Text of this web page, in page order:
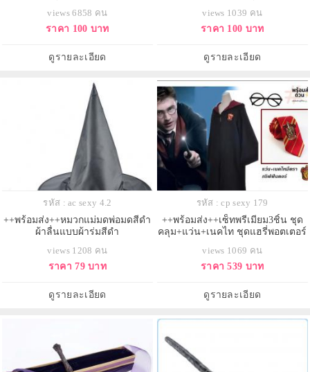
views 6858 คน
ราคา 100 บาท
ดูรายละเอียด
views 1039 คน
ราคา 100 บาท
ดูรายละเอียด
รหัส : ac sexy 4.2
++พร้อมส่ง++หมวกแม่มดพ่อมดสีดำ
ผ้าลื่นแบบผ้าร่มสีดำ
views 1208 คน
ราคา 79 บาท
ดูรายละเอียด
รหัส : cp sexy 179
++พร้อมส่ง++เซ็ทพรีเมียม3ชิ้น ชุด
คลุม+แว่น+เนคไท ชุดแฮรี่พอตเตอร์
หรือเด็กโต
views 1069 คน
ราคา 539 บาท
ดูรายละเอียด